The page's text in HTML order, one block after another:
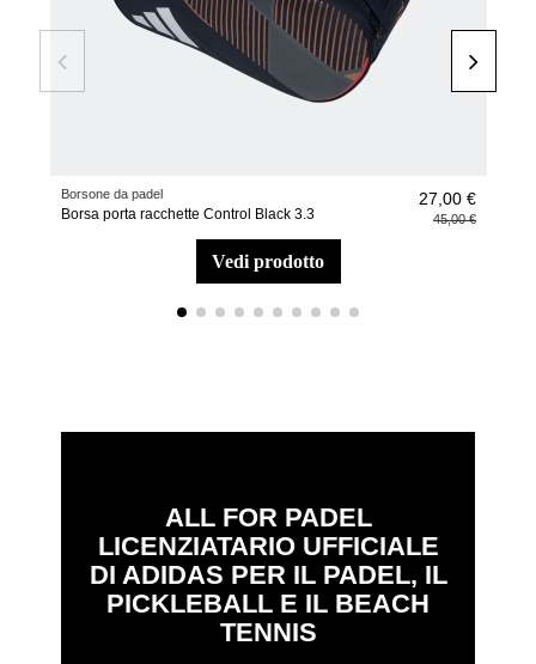
Borsone da padel
Borsa porta racchette Control Black 3.3
27,00 €
45,00 €
vedi prodotto
ALL FOR PADEL
LICENZIATARIO UFFICIALE
DI ADIDAS PER IL PADEL, IL
PICKLEBALL E IL BEACH
TENNIS